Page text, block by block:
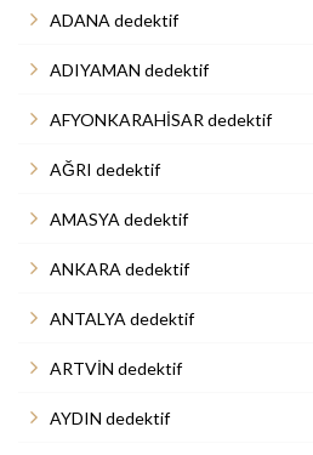
ADANA dedektif
ADIYAMAN dedektif
AFYONKARAHİSAR dedektif
AĞRI dedektif
AMASYA dedektif
ANKARA dedektif
ANTALYA dedektif
ARTVİN dedektif
AYDIN dedektif